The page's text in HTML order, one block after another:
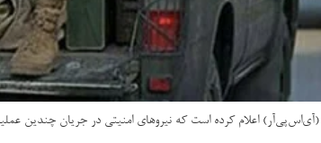
اعلام کرده است که نیروهای امنیتی در جریان چندین